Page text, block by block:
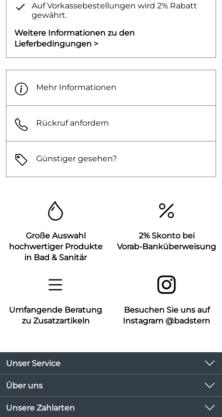
Auf Vorkassebestellungen wird 2% Rabatt
gewährt.
Weitere Informationen zu den
Lieferbedingungen >
Mehr Informationen
Rückruf anfordern
Günstiger gesehen?
Große Auswahl
hochwertiger Produkte
in Bad & Sanitär
2% Skonto bei
Vorab-Banküberweisung
Umfangende Beratung
zu Zusatzartikeln
Besuchen Sie uns auf
Instagram @badstern
Unser Service
Kontakt
Kundeninformationen
Newsletter
Über uns
Unsere Bestseller
Unsere Zahlarten